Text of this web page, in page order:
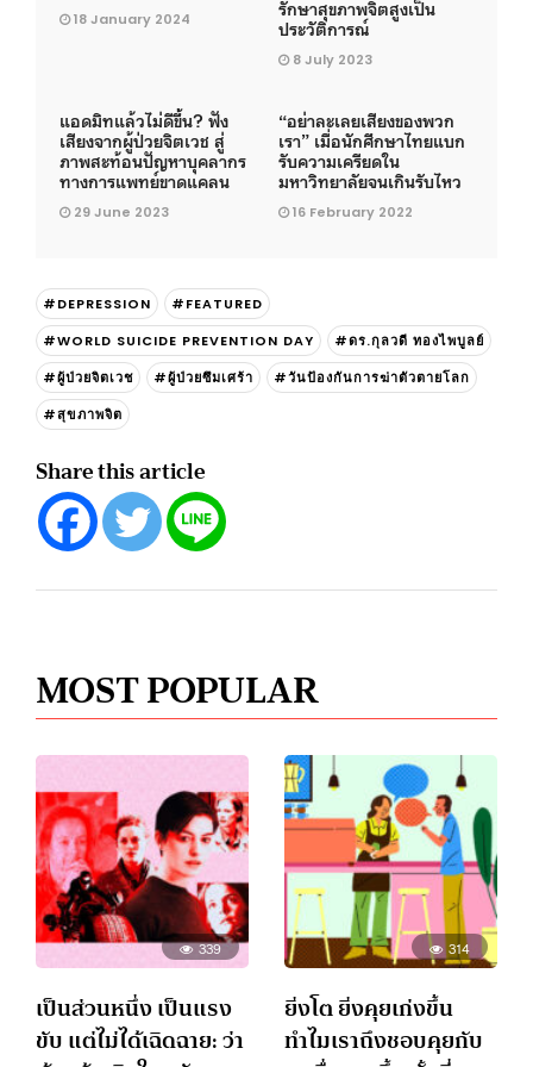
18 January 2024
รักษาสุขภาพจิตสูงเป็น
ประวัติการณ์
8 July 2023
แอดมิทแล้วไม่ดีขึ้น? ฟัง
เสียงจากผู้ป่วยจิตเวช สู่
ภาพสะท้อนปัญหาบุคลากร
ทางการแพทย์ขาดแคลน
29 June 2023
“อย่าละเลยเสียงของพวก
เรา” เมื่อนักศึกษาไทยแบก
รับความเครียดใน
มหาวิทยาลัยจนเกินรับไหว
16 February 2022
#DEPRESSION
#FEATURED
#WORLD SUICIDE PREVENTION DAY
#ดร.กุลวดี ทองไพบูลย์
#ผู้ป่วยจิตเวช
#ผู้ป่วยซึมเศร้า
#วันป้องกันการฆ่าตัวตายโลก
#สุขภาพจิต
Share this article
MOST POPULAR
339
เป็นส่วนหนึ่ง เป็นแรง
ขับ แต่ไม่ได้เฉิดฉาย: ว่า
314
ยิ่งโต ยิ่งคุยเก่งขึ้น
ทำไมเราถึงชอบคุยกับ